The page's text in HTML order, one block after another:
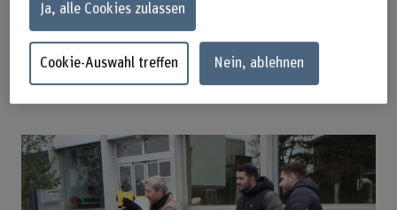
hochgenaues Höhenmodell mit dem Verfahren der Robotik-
Tachymetrie.
Ja, alle Cookies zulassen
Cookie-Auswahl treffen Nein, ablehnen